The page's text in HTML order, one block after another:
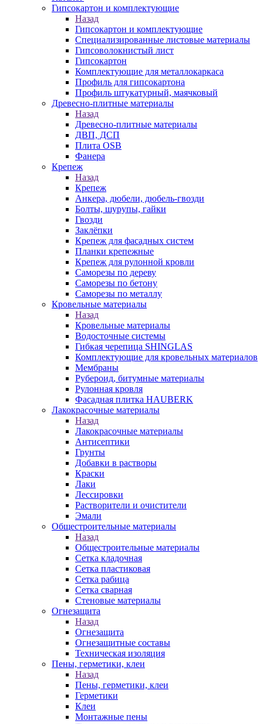
Гипсокартон и комплектующие
Назад
Гипсокартон и комплектующие
Специализированные листовые материалы
Гипсоволокнистый лист
Гипсокартон
Комплектующие для металлокаркаса
Профиль для гипсокартона
Профиль штукатурный, маячковый
Древесно-плитные материалы
Назад
Древесно-плитные материалы
ДВП, ДСП
Плита OSB
Фанера
Крепеж
Назад
Крепеж
Анкера, дюбели, дюбель-гвозди
Болты, шурупы, гайки
Гвозди
Заклёпки
Крепеж для фасадных систем
Планки крепежные
Крепеж для рулонной кровли
Саморезы по дереву
Саморезы по бетону
Саморезы по металлу
Кровельные материалы
Назад
Кровельные материалы
Водосточные системы
Гибкая черепица SHINGLAS
Комплектующие для кровельных материалов
Мембраны
Рубероид, битумные материалы
Рулонная кровля
Фасадная плитка HAUBERK
Лакокрасочные материалы
Назад
Лакокрасочные материалы
Антисептики
Грунты
Добавки в растворы
Краски
Лаки
Лессировки
Растворители и очистители
Эмали
Общестроительные материалы
Назад
Общестроительные материалы
Сетка кладочная
Сетка пластиковая
Сетка рабица
Сетка сварная
Стеновые материалы
Огнезащита
Назад
Огнезащита
Огнезащитные составы
Техническая изоляция
Пены, герметики, клеи
Назад
Пены, герметики, клеи
Герметики
Клеи
Монтажные пены